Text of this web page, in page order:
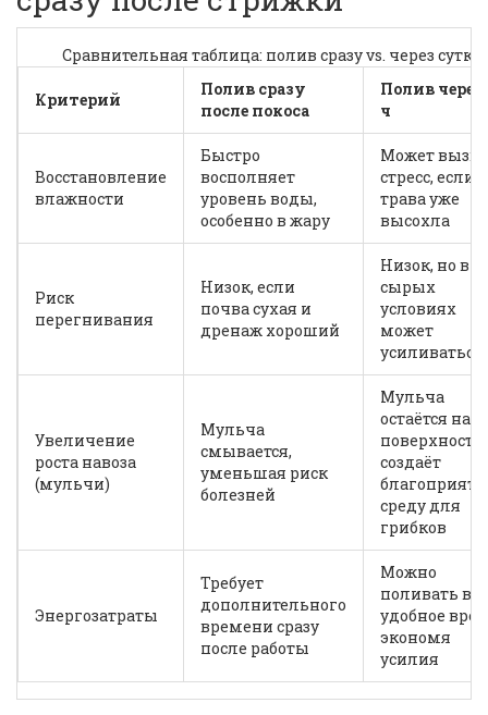
Сравнительная таблица: полив сразу vs. через сутки
Критерий
Полив сразу
после покоса
Полив через
ч
Восстановление
влажности
Быстро
восполняет
уровень воды,
особенно в жару
Может
стресс, если
трава уже
высохла
Риск
перегнивания
Низок, если
почва сухая и
дренаж хороший
Низок, но в
сырых
условиях
может
усиливаться
Увеличение
роста навоза
(мульчи)
Мульча
смывается,
уменьшая риск
болезней
Мульча
остаётся на
поверхности,
создаёт
среду для
грибков
Энергозатраты
Требует
дополнительного
времени сразу
после работы
Можно
поливать в
удобное
экономя
усилия